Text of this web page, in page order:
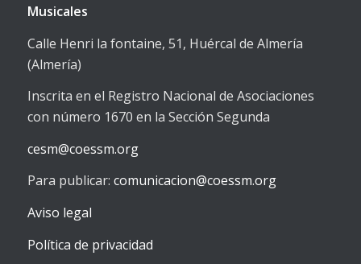
Musicales
Calle Henri la fontaine, 51, Huércal de Almería
(Almería)
Inscrita en el Registro Nacional de Asociaciones
con número 1670 en la Sección Segunda
cesm@coessm.org
Para publicar: comunicacion@coessm.org
Aviso legal
Política de privacidad